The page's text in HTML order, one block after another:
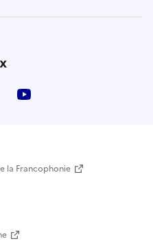
Instagram
la Francophonie